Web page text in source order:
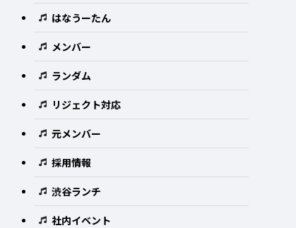
はなうーたん
メンバー
ランダム
リジェクト対応
元メンバー
採用情報
渋谷ランチ
社内イベント